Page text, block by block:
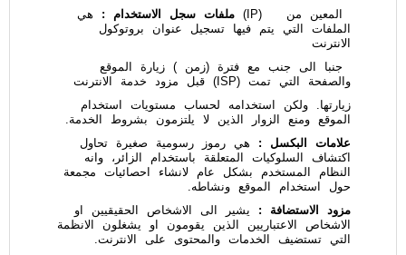
المعين من (IP)
ملفات سجل الاستخدام : هي
الملفات التي يتم فيها تسجيل عنوان بروتوكول
الانترنت
جنبا الى جنب مع فترة (زمن ) زيارة الموقع
والصفحة التي تمت (ISP) قبل مزود خدمة الانترنت
زيارتها. ولكن استخدامه لحساب مستويات استخدام
الموقع ومنع الزوار الذين لا يلتزمون بشروط الخدمة.
علامات البكسل : هي رموز رسومية صغيرة تحاول
اكتشاف السلوكيات المتعلقة باستخدام الزائر، وانه
النظام المستخدم بشكل عام لانشاء احصائيات مجمعة
حول استخدام الموقع ونشاطه.
مزود الاستضافة : يشير الى الاشخاص الحقيقيين او
الاشخاص الاعتباريين الذين يقومون او يشغلون الانظمة
التي تستضيف الخدمات والمحتوى على الانترنت.